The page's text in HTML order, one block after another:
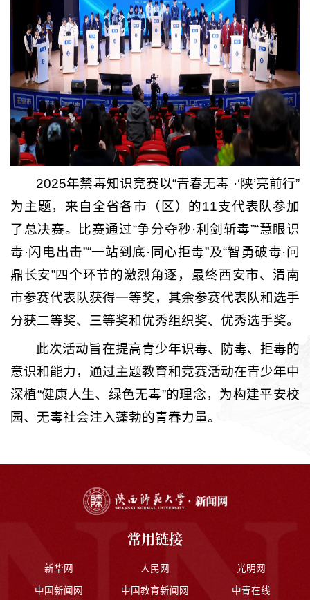
2025年禁毒知识竞赛以“青春无毒 ·‘陕’亮前行”
为主题，来自全省各市（区）的11支代表队参加
了总决赛。比赛通过“争分夺秒·利剑斩毒”“慧眼识
毒·闪电出击”“一站到底·同心拒毒”及“智勇破毒·问
鼎长安”四个环节的激烈角逐，最终西安市、渭南
市参赛代表队获得一等奖，其余参赛代表队和选手
分获二等奖、三等奖和优秀组织奖、优秀选手奖。
此次活动旨在提高青少年识毒、防毒、拒毒的
意识和能力，通过主题教育和竞赛活动在青少年中
深植“健康人生、绿色无毒”的理念，为构建平安校
园、无毒社会注入蓬勃的青春力量。
常用链接
新华网 人民网 光明网
中国新闻网 中国教育新闻网 中青在线